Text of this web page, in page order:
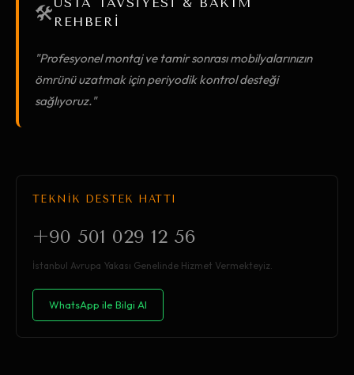
🛠️ REHBERİ
"Profesyonel montaj ve tamir sonrası mobilyalarınızın
ömrünü uzatmak için periyodik kontrol desteği
sağlıyoruz."
TEKNİK DESTEK HATTI
+90 501 029 12 56
İstanbul Avrupa Yakası Genelinde Hizmet Vermekteyiz.
WhatsApp ile Bilgi Al